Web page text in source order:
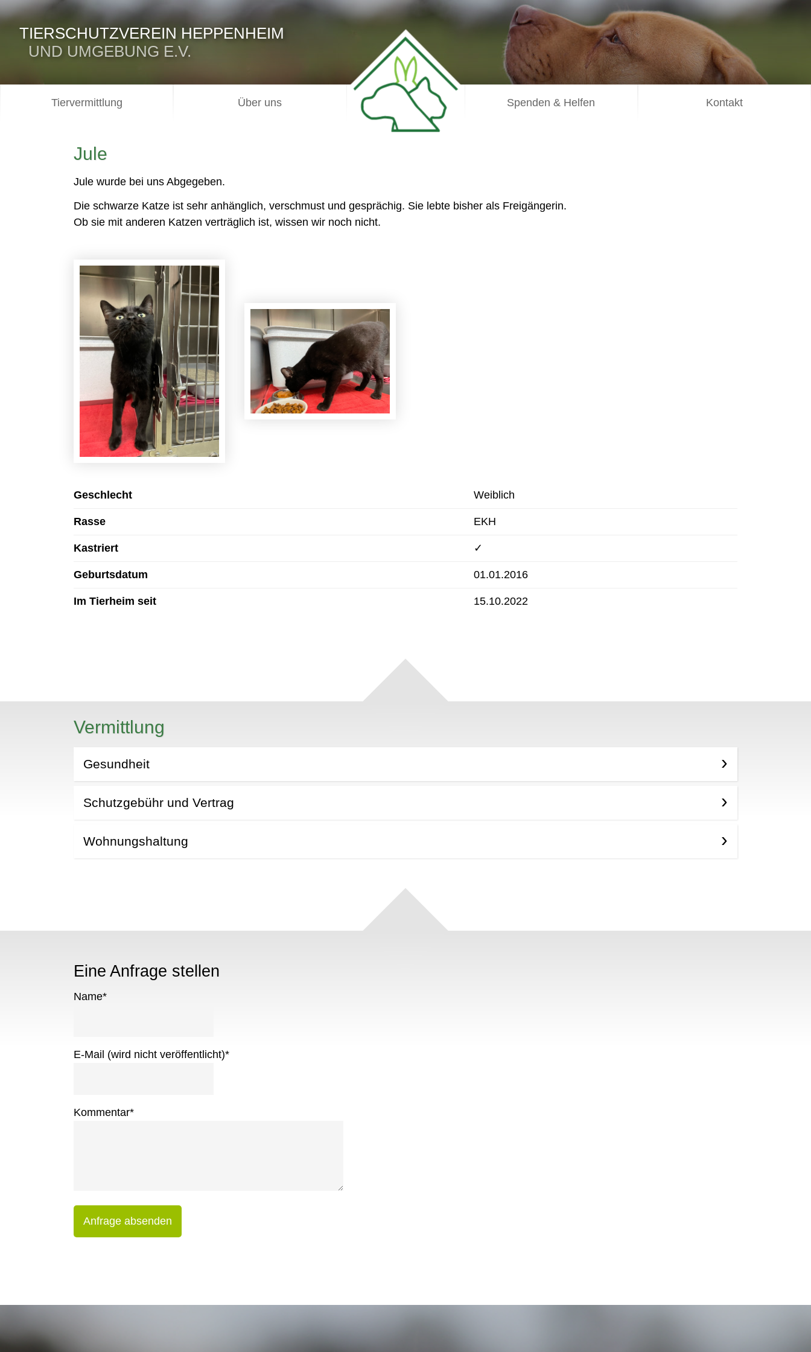
TIERSCHUTZVEREIN HEPPENHEIM
UND UMGEBUNG E.V.
Tiervermittlung Über uns Spenden & Helfen Kontakt
Jule
Jule wurde bei uns Abgegeben.
Die schwarze Katze ist sehr anhänglich, verschmust und gesprächig. Sie lebte bisher als Freigängerin.
Ob sie mit anderen Katzen verträglich ist, wissen wir noch nicht.
Geschlecht Weiblich
Rasse EKH
Kastriert ✓
Geburtsdatum 01.01.2016
Im Tierheim seit 15.10.2022
Vermittlung
Gesundheit
Schutzgebühr und Vertrag
Wohnungshaltung
Eine Anfrage stellen
Name*
E-Mail (wird nicht veröffentlicht)*
Kommentar*
Anfrage absenden